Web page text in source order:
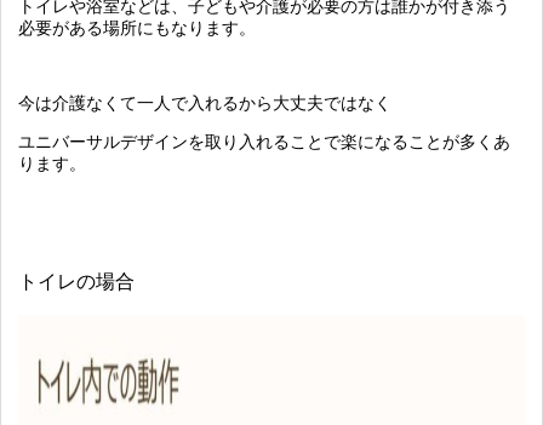
トイレや浴室などは、子どもや介護が必要の方は誰かが付き添う
必要がある場所にもなります。
今は介護なくて一人で入れるから大丈夫ではなく
ユニバーサルデザインを取り入れることで楽になることが多くあ
ります。
トイレの場合